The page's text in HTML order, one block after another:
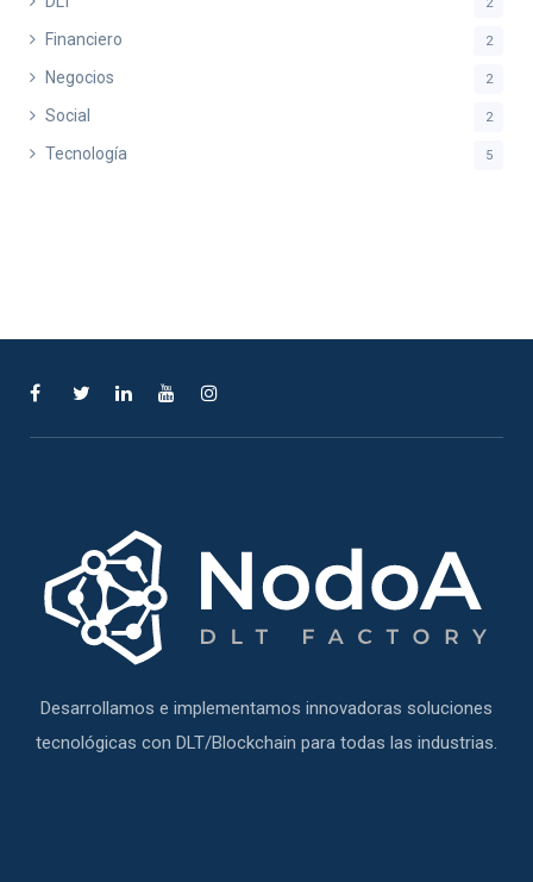
Financiero 2
Negocios 2
Social 2
Tecnología 5
Desarrollamos e implementamos innovadoras soluciones
tecnológicas con DLT/Blockchain para todas las industrias.